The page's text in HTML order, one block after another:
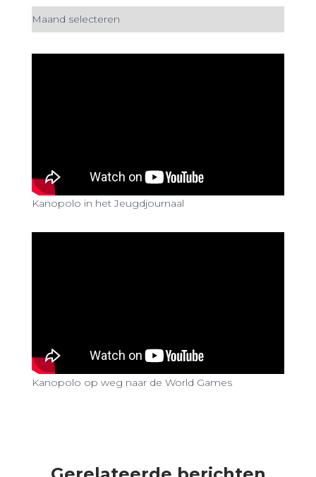
A
Kanopolo in het Jeugdjournaal
Kanopolo op weg naar de World Games